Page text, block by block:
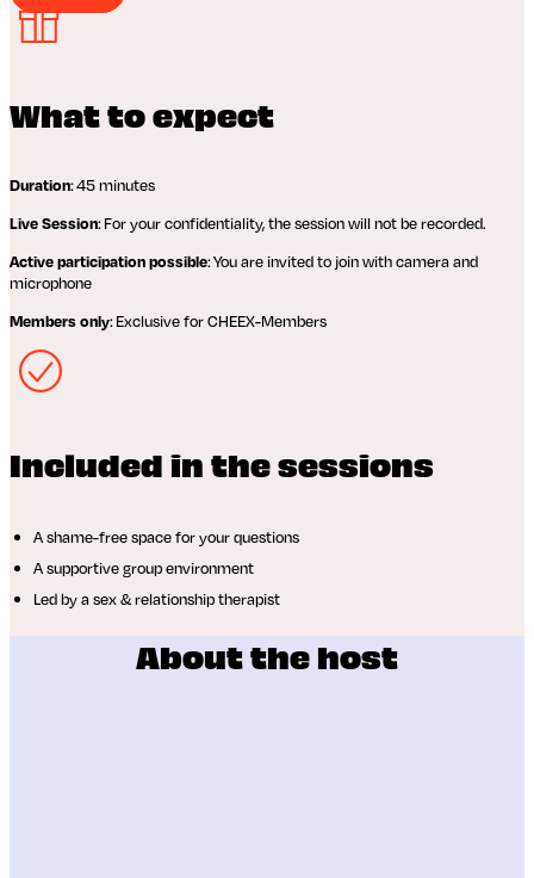
What to expect
Duration: 45 minutes
Live Session: For your confidentiality, the session will not be recorded.
Active participation possible: You are invited to join with camera and
microphone
Members only: Exclusive for CHEEX-Members
Included in the sessions
A shame-free space for your questions
A supportive group environment
Led by a sex & relationship therapist
About the host